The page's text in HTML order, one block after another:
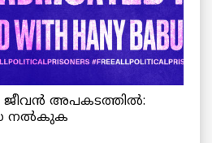
ജീവൻ അപകടത്തിൽ:
നൽകുക